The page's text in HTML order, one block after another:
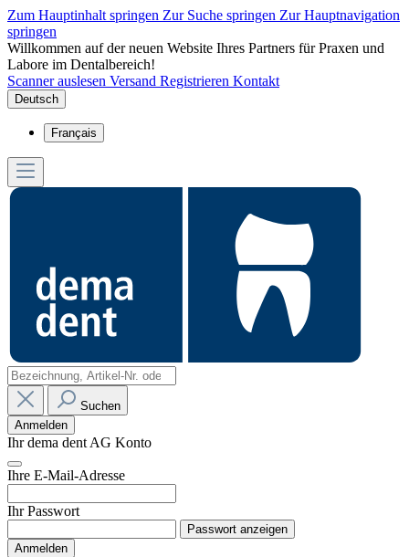
Zum Hauptinhalt springen Zur Suche springen Zur Hauptnavigation
springen
Willkommen auf der neuen Website Ihres Partners für Praxen und
Labore im Dentalbereich!
Scanner auslesen Versand Registrieren Kontakt
Deutsch
Français
Suchen
Anmelden
Ihr dema dent AG Konto
Ihre E-Mail-Adresse
Ihr Passwort
Passwort anzeigen
Anmelden